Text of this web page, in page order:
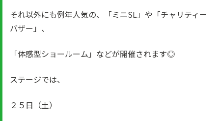
それ以外にも例年人気の、「ミニSL」や「チャリティー
バザー」、
「体感型ショールーム」などが開催されます◎
ステージでは、
２５日（土）